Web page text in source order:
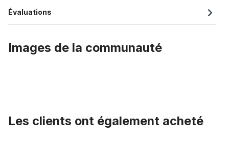
Évaluations
Images de la communauté
Les clients ont également acheté